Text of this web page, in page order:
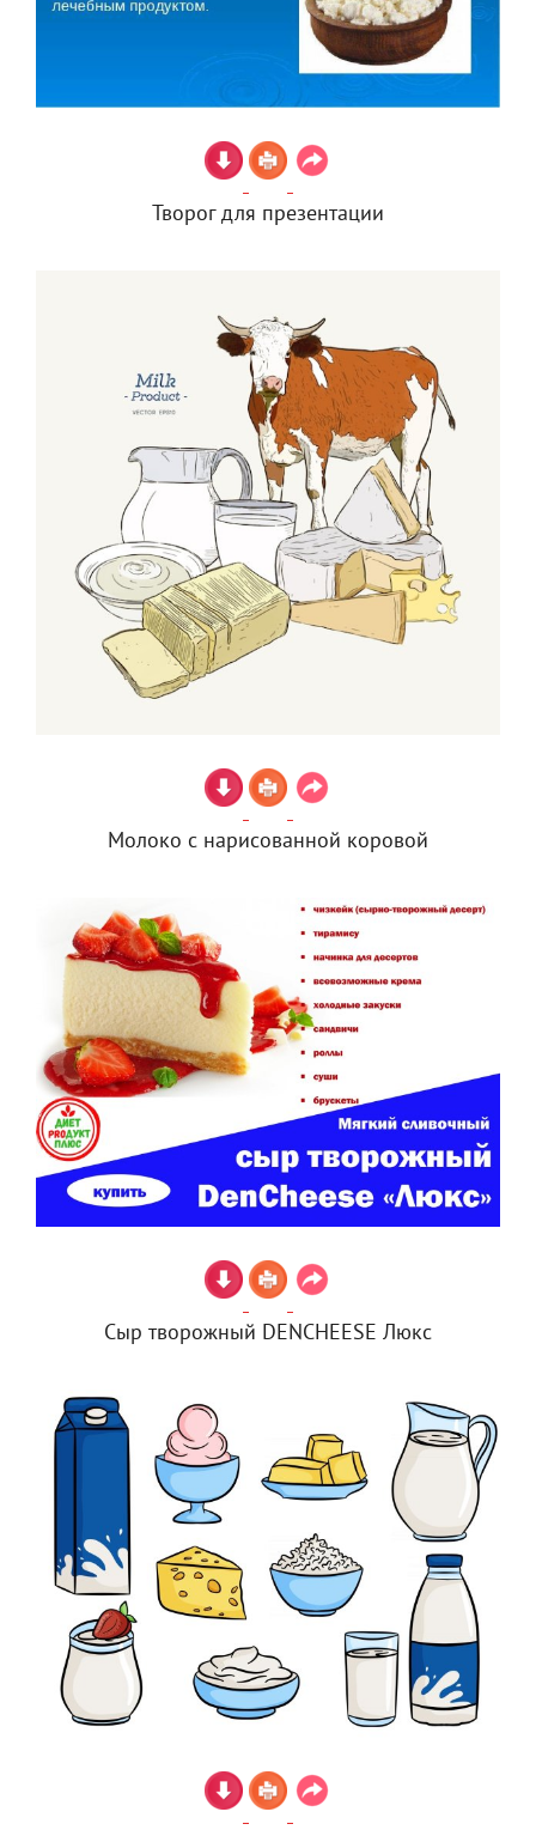
Творог для презентации
Молоко с нарисованной коровой
Сыр творожный DENCHEESE Люкс